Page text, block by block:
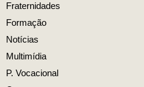
Fraternidades
Formação
Notícias
Multimídia
P. Vocacional